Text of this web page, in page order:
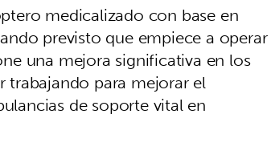
medicalizado con base en
previsto que empiece a operar
una mejora significativa en los
trabajando para mejorar el
de soporte vital en